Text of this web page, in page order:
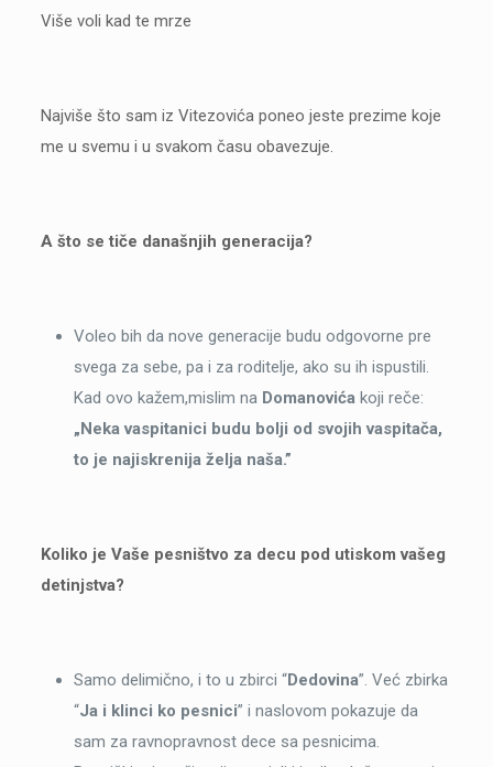
Više voli kad te mrze
Najviše što sam iz Vitezovića poneo jeste prezime koje
me u svemu i u svakom času obavezuje.
A što se tiče današnjih generacija?
Voleo bih da nove generacije budu odgovorne pre
svega za sebe, pa i za roditelje, ako su ih ispustili.
Kad ovo kažem,mislim na Domanovićakoji reče:
„Neka vaspitanici budu bolji od svojih vaspitača,
to je najiskrenija želja naša.”
Koliko je Vaše pesništvo za decu pod utiskom vašeg
detinjstva?
Samo delimično, i to u zbirci “Dedovina”. Već zbirka
“Ja i klinci ko pesnici” i naslovom pokazuje da
sam za ravnopravnost dece sa pesnicima.